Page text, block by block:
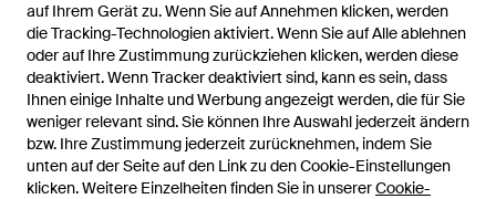
auf Ihrem Gerät zu. Wenn Sie auf Annehmen klicken, werden
die Tracking-Technologien aktiviert. Wenn Sie auf Alle ablehnen
oder auf Ihre Zustimmung zurückziehen klicken, werden diese
deaktiviert. Wenn Tracker deaktiviert sind, kann es sein, dass
Ihnen einige Inhalte und Werbung angezeigt werden, die für Sie
weniger relevant sind. Sie können Ihre Auswahl jederzeit ändern
bzw. Ihre Zustimmung jederzeit zurücknehmen, indem Sie
unten auf der Seite auf den Link zu den Cookie-Einstellungen
klicken. Weitere Einzelheiten finden Sie in unsererCookie-
1